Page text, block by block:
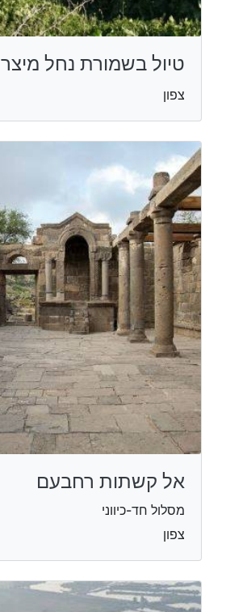
טיול בשמורת נחל מיצר
צפון
אל קשתות רחבעם
מסלול חד-כיווני
צפון